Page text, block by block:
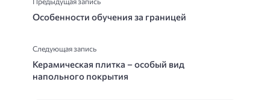
Особенности обучения за границей
Следующая запись
Керамическая плитка – особый вид
напольного покрытия